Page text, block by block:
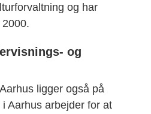
og har
og
ligger også på
Aarhus arbejder for at